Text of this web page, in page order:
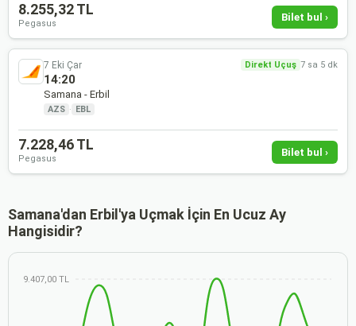
8.255,32 TL
Pegasus
Bilet bul ›
7 Eki Çar Direkt Uçuş 7 sa 5 dk
14:20
Samana - Erbil
AZS · EBL
7.228,46 TL
Pegasus
Bilet bul ›
Samana'dan Erbil'ya Uçmak İçin En Ucuz Ay
Hangisidir?
9.407,00 TL